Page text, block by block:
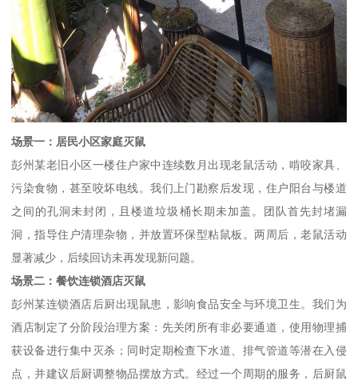
场景一：居民小区家庭灭鼠
彭州某老旧小区一楼住户家中连续数月出现老鼠活动，啃咬家具、
污染食物，甚至咬坏电线。我们上门勘察后发现，住户阳台与楼道
之间的孔洞未封闭，且楼道垃圾桶长期未加盖。团队首先封堵漏
洞，指导住户清理杂物，并放置环保型粘鼠板。两周后，老鼠活动
显著减少，后续回访未再发现新问题。
场景二：餐饮连锁酒店灭鼠
彭州某连锁酒店后厨出现鼠患，影响食品安全与环境卫生。我们为
酒店制定了分阶段治理方案：先关闭所有非必要通道，使用物理捕
获设备进行集中灭杀；同时定期检查下水道、排气管道等潜在入侵
点，并建议后厨调整物品摆放方式。经过一个周期的服务，后厨鼠